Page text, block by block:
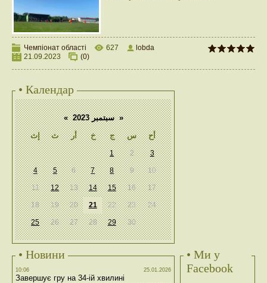
Чемпіонат області 627
lobda
21.09.2023
(0)
• Календар
« سبتمبر 2023 »
إث
ث أر خ ج س أح
1 2 3
4 5 6 7 8 9 10
11 12 13 14 15 16 17
18 19 20 21 22 23 24
25 26 27 28 29 30
• Новини
10:06 25.01.2026
Завершує гру на 34-ій хвилині
• Ми у
Facebook